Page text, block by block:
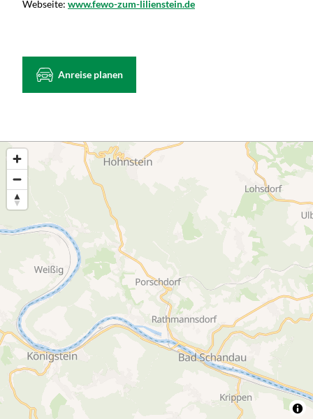
Webseite: www.fewo-zum-lilienstein.de
Anreise planen